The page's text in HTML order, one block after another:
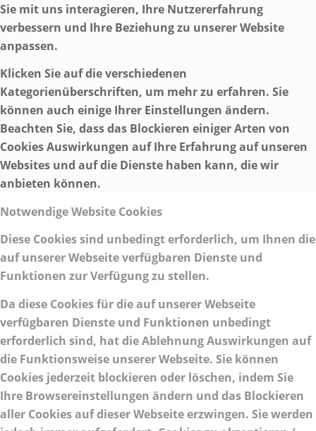
Sie mit uns interagieren, Ihre Nutzererfahrung
verbessern und Ihre Beziehung zu unserer Website
anpassen.
Klicken Sie auf die verschiedenen
Kategorienüberschriften, um mehr zu erfahren. Sie
können auch einige Ihrer Einstellungen ändern.
Beachten Sie, dass das Blockieren einiger Arten von
Cookies Auswirkungen auf Ihre Erfahrung auf unseren
Websites und auf die Dienste haben kann, die wir
anbieten können.
Notwendige Website Cookies
Diese Cookies sind unbedingt erforderlich, um Ihnen die
auf unserer Webseite verfügbaren Dienste und
Funktionen zur Verfügung zu stellen.
Da diese Cookies für die auf unserer Webseite
verfügbaren Dienste und Funktionen unbedingt
erforderlich sind, hat die Ablehnung Auswirkungen auf
die Funktionsweise unserer Webseite. Sie können
Cookies jederzeit blockieren oder löschen, indem Sie
Ihre Browsereinstellungen ändern und das Blockieren
aller Cookies auf dieser Webseite erzwingen. Sie werden